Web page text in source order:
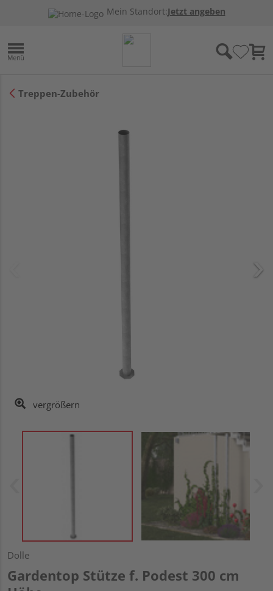
Mein Standort:Jetzt angeben
Treppen-Zubehör
vergrößern
Dolle
Gardentop Stütze f. Podest 300 cm